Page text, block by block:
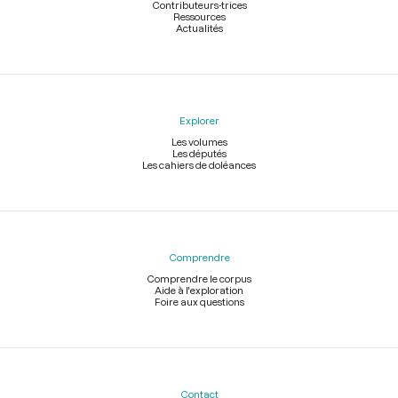
Contributeurs-trices
Ressources
Actualités
Explorer
Les volumes
Les députés
Les cahiers de doléances
Comprendre
Comprendre le corpus
Aide à l'exploration
Foire aux questions
Contact